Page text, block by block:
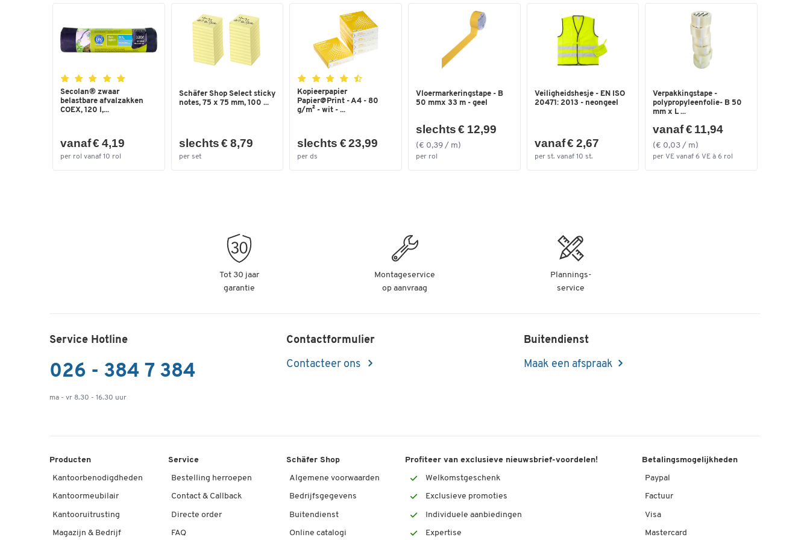
Gewicht: 415 g
Secolan® zwaar
belastbare afvalzakken
COEX, 120 l,...
vanaf € 4,19
per rol vanaf 10 rol
Schäfer Shop Select sticky
notes, 75 x 75 mm, 100 ...
slechts € 8,79
per set
Kopieerpapier
Papier@Print - A4 - 80
g/m² - wit - ...
slechts € 23,99
per ds
Vloermarkeringstape - B
50 mmx 33 m - geel
slechts € 12,99
(€ 0,39 / m)
per rol
Veiligheidshesje - EN ISO
20471: 2013 - neongeel
vanaf € 2,67
per st. vanaf 10 st.
Verpakkingstape -
polypropyleenfolie- B 50
mm x L ...
vanaf € 11,94
(€ 0,03 / m)
per VE vanaf 6 VE à 6 rol
Tot 30 jaar
garantie
Montageservice
op aanvraag
Plannings-
service
Service Hotline
026 - 384 7 384
ma - vr 8.30 - 16.30 uur
Contactformulier
Contacteer ons
Buitendienst
Maak een afspraak
Producten
Kantoorbenodigdheden
Kantoormeubilair
Kantooruitrusting
Magazijn & Bedrijf
Service
Bestelling herroepen
Contact & Callback
Directe order
FAQ
Schäfer Shop
Algemene voorwaarden
Bedrijfsgegevens
Buitendienst
Online catalogi
Profiteer van exclusieve nieuwsbrief-voordelen!
Welkomstgeschenk
Exclusieve promoties
Individuele aanbiedingen
Expertise
Betalingsmogelijkheden
Paypal
Factuur
Visa
Mastercard